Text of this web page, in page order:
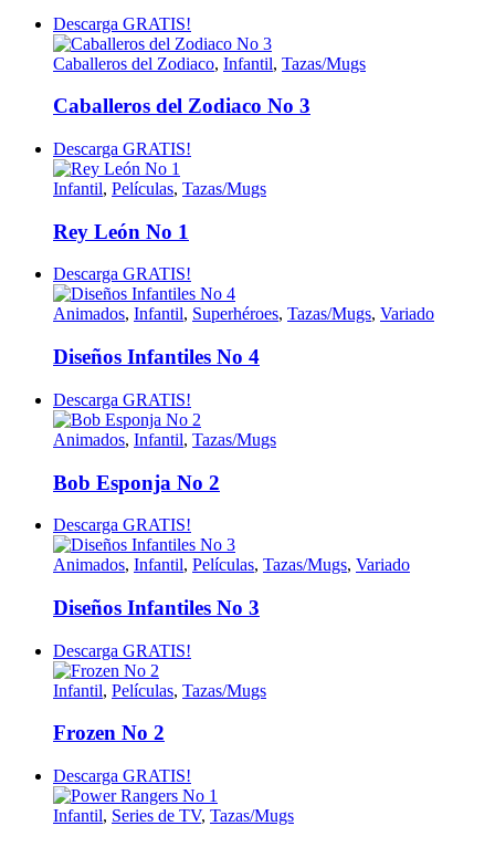
Descarga GRATIS!
Caballeros del Zodiaco, Infantil, Tazas/Mugs
Caballeros del Zodiaco No 3
Descarga GRATIS!
Infantil, Películas, Tazas/Mugs
Rey León No 1
Descarga GRATIS!
Animados, Infantil, Superhéroes, Tazas/Mugs, Variado
Diseños Infantiles No 4
Descarga GRATIS!
Animados, Infantil, Tazas/Mugs
Bob Esponja No 2
Descarga GRATIS!
Animados, Infantil, Películas, Tazas/Mugs, Variado
Diseños Infantiles No 3
Descarga GRATIS!
Infantil, Películas, Tazas/Mugs
Frozen No 2
Descarga GRATIS!
Infantil, Series de TV, Tazas/Mugs